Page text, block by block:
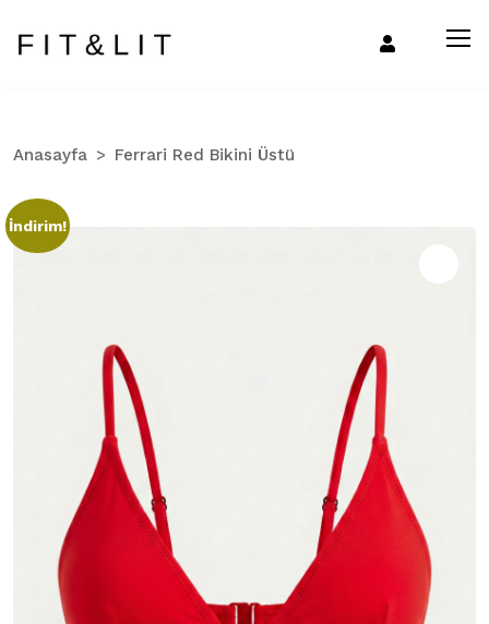
Anasayfa Ferrari Red Bikini Üstü
İndirim!